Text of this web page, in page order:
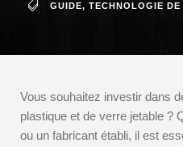
GUIDE, TECHNOLOGIE
Vous souhaitez investir dans
plastique et de verre jetable ?
ou un fabricant établi, il est